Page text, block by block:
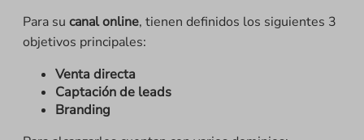
Para su canal online, tienen definidos los siguientes 3
objetivos principales:
Venta directa
Captación de leads
Branding